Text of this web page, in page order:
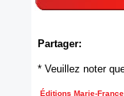
Partager:
* Veuillez noter
Éditions Marie-France